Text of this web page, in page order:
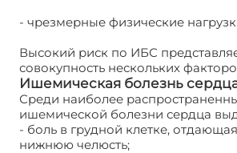
- чрезмерные физические
Высокий риск по ИБС
совокупность нескольких
Ишемическая болезнь
Среди наиболее
ишемической болезни сердца
- боль в грудной клетке,
нижнюю челюсть;